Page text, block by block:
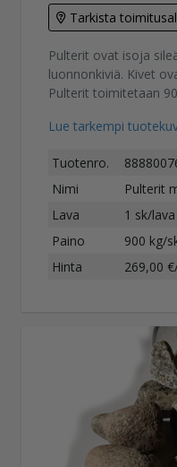
Tarkista
Pulterit ovat isoja
luonnonkiviä. Kivet
Pulterit toimitetaan
Lue tarkempi
Tuotenro.
Nimi
Pulterit
Lava
1 sk/lava
Paino
900 kg/
Hinta
269,00